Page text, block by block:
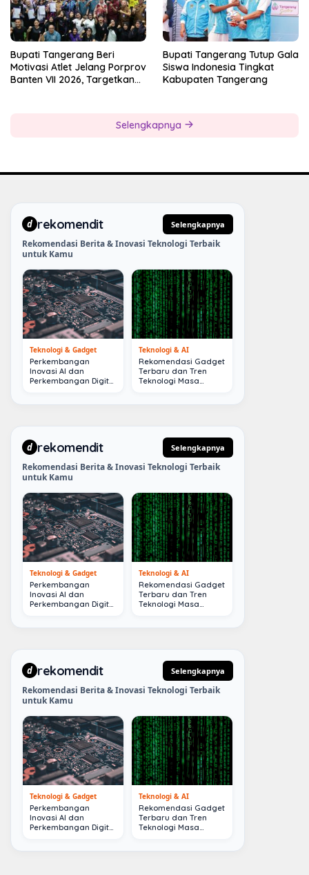
Bupati Tangerang Beri
Motivasi Atlet Jelang Porprov
Banten VII 2026, Targetkan
Bupati Tangerang Tutup Gala
Siswa Indonesia Tingkat
Kabupaten Tangerang
Selengkapnya
d rekomendit Selengkapnya
Rekomendasi Berita & Inovasi Teknologi Terbaik
untuk Kamu
Teknologi & Gadget
Perkembangan
Inovasi AI dan
Perkembangan Digital
Teknologi & AI
Rekomendasi Gadget
Terbaru dan Tren
Teknologi Masa
d rekomendit Selengkapnya
Rekomendasi Berita & Inovasi Teknologi Terbaik
untuk Kamu
Teknologi & Gadget
Perkembangan
Inovasi AI dan
Perkembangan Digital
Teknologi & AI
Rekomendasi Gadget
Terbaru dan Tren
Teknologi Masa
d rekomendit Selengkapnya
Rekomendasi Berita & Inovasi Teknologi Terbaik
untuk Kamu
Teknologi & Gadget
Perkembangan
Inovasi AI dan
Perkembangan Digital
Teknologi & AI
Rekomendasi Gadget
Terbaru dan Tren
Teknologi Masa